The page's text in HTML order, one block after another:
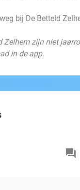
bij De Betteld
Zelhem zijn niet
in de app.